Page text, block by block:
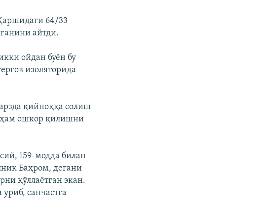
64/33
айтди.
ойдан буён бу
изоляторида
қийноққа солиш
ҳам ошкор қилишни
159-модда билан
Баҳром, дегани
қўллаётган экан.
санчастга